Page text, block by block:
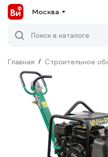
Москва
Поиск в каталоге
Главная / Строительное